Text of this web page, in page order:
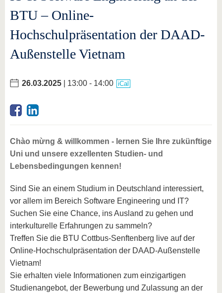
BTU – Online-
Hochschulpräsentation der DAAD-
Außenstelle Vietnam
26.03.2025 | 13:00 - 14:00 iCal
Chào mừng & willkommen - lernen Sie Ihre zukünftige
Uni und unsere exzellenten Studien- und
Lebensbedingungen kennen!
Sind Sie an einem Studium in Deutschland interessiert,
vor allem im Bereich Software Engineering und IT?
Suchen Sie eine Chance, ins Ausland zu gehen und
interkulturelle Erfahrungen zu sammeln?
Treffen Sie die BTU Cottbus-Senftenberg live auf der
Online-Hochschulpräsentation der DAAD-Außenstelle
Vietnam!
Sie erhalten viele Informationen zum einzigartigen
Studienangebot, der Bewerbung und Zulassung an der